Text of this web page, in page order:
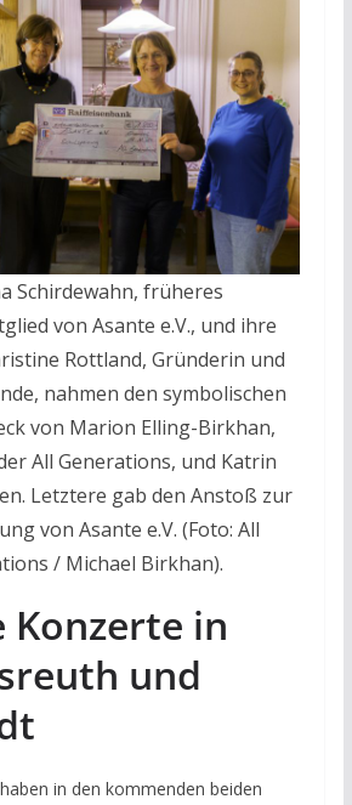
Schirdewahn, früheres
von Asante e.V., und ihre
Rottland, Gründerin und
nahmen den symbolischen
von Marion Elling-Birkhan,
All Generations, und Katrin
Letztere gab den Anstoß zur
von Asante e.V. (Foto: All
/ Michael Birkhan).
Konzerte in
und
in den kommenden beiden